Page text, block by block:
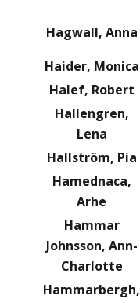
Hagwall, Anna
Haider, Monica
Halef, Robert
Hallengren,
Lena
Hallström, Pia
Hamednaca,
Arhe
Hammar
Johnsson, Ann-
Charlotte
Hammarbergh,